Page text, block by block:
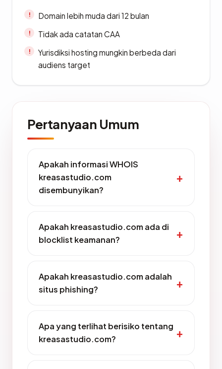
Domain lebih muda dari 12 bulan
Tidak ada catatan CAA
Yurisdiksi hosting mungkin berbeda dari
audiens target
Pertanyaan Umum
Apakah informasi WHOIS
kreasastudio.com
disembunyikan?
Apakah kreasastudio.com ada di
blocklist keamanan?
Apakah kreasastudio.com adalah
situs phishing?
Apa yang terlihat berisiko tentang
kreasastudio.com?